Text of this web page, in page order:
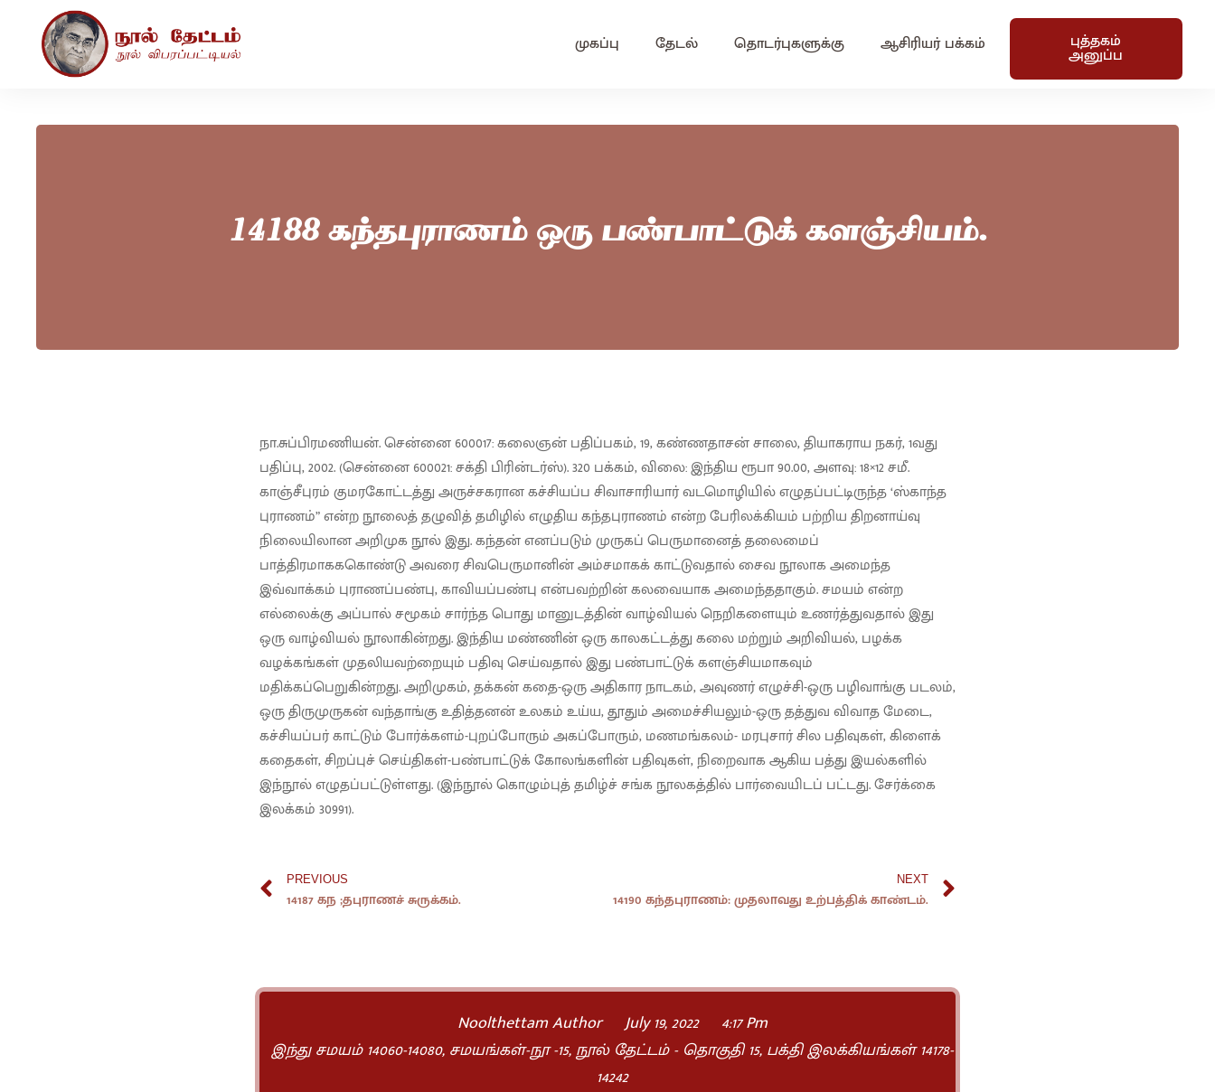
முகப்பு தேடல் தொடர்புகளுக்கு ஆசிரியர் பக்கம் புத்தகம்
அனுப்ப
14188 கந்தபுராணம் ஒரு பண்பாட்டுக் களஞ்சியம்.
நா.சுப்பிரமணியன். சென்னை 600017: கலைஞன் பதிப்பகம், 19, கண்ணதாசன் சாலை, தியாகராய நகர், 1வது
பதிப்பு, 2002. (சென்னை 600021: சக்தி பிரின்டர்ஸ்). 320 பக்கம், விலை: இந்திய ரூபா 90.00, அளவு: 18×12 சமீ.
காஞ்சீபுரம் குமரகோட்டத்து அருச்சகரான கச்சியப்ப சிவாசாரியார் வடமொழியில் எழுதப்பட்டிருந்த ‘ஸ்காந்த
புராணம்” என்ற நூலைத் தழுவித் தமிழில் எழுதிய கந்தபுராணம் என்ற பேரிலக்கியம் பற்றிய திறனாய்வு
நிலையிலான அறிமுக நூல் இது. கந்தன் எனப்படும் முருகப் பெருமானைத் தலைமைப்
பாத்திரமாகககொண்டு அவரை சிவபெருமானின் அம்சமாகக் காட்டுவதால் சைவ நூலாக அமைந்த
இவ்வாக்கம் புராணப்பண்பு, காவியப்பண்பு என்பவற்றின் கலவையாக அமைந்ததாகும். சமயம் என்ற
எல்லைக்கு அப்பால் சமூகம் சார்ந்த பொது மானுடத்தின் வாழ்வியல் நெறிகளையும் உணர்த்துவதால் இது
ஒரு வாழ்வியல் நூலாகின்றது. இந்திய மண்ணின் ஒரு காலகட்டத்து கலை மற்றும் அறிவியல், பழக்க
வழக்கங்கள் முதலியவற்றையும் பதிவு செய்வதால் இது பண்பாட்டுக் களஞ்சியமாகவும்
மதிக்கப்பெறுகின்றது. அறிமுகம், தக்கன் கதை-ஒரு அதிகார நாடகம், அவுணர் எழுச்சி-ஒரு பழிவாங்கு படலம்,
ஒரு திருமுருகன் வந்தாங்கு உதித்தனன் உலகம் உய்ய, தூதும் அமைச்சியலும்-ஒரு தத்துவ விவாத மேடை,
கச்சியப்பர் காட்டும் போர்க்களம்-புறப்போரும் அகப்போரும், மணமங்கலம்- மரபுசார் சில பதிவுகள், கிளைக்
கதைகள், சிறப்புச் செய்திகள்-பண்பாட்டுக் கோலங்களின் பதிவுகள், நிறைவாக ஆகிய பத்து இயல்களில்
இந்நூல் எழுதப்பட்டுள்ளது. (இந்நூல் கொழும்புத் தமிழ்ச் சங்க நூலகத்தில் பார்வையிடப் பட்டது. சேர்க்கை
இலக்கம் 30991).
PREVIOUS
14187 கந ;தபுராணச் சுருக்கம்.
NEXT
14190 கந்தபுராணம்: முதலாவது உற்பத்திக் காண்டம்.
Noolthettam Author July 19, 2022
4:17 Pm
இந்து சமயம் 14060-14080, சமயங்கள்-நூ -15,நூல் தேட்டம் - தொகுதி 15, பக்தி இலக்கியங்கள் 14178-
14242